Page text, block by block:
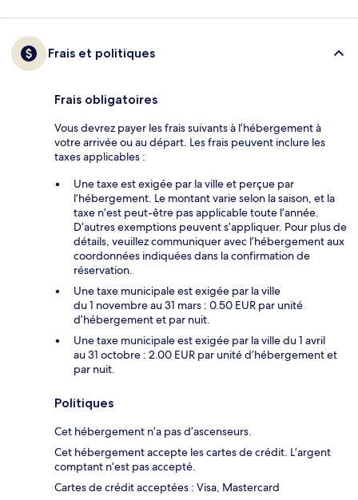
Frais et politiques
Frais obligatoires
Vous devrez payer les frais suivants à l’hébergement à
votre arrivée ou au départ. Les frais peuvent inclure les
taxes applicables :
Une taxe est exigée par la ville et perçue par
l’hébergement. Le montant varie selon la saison, et la
taxe n’est peut-être pas applicable toute l’année.
D’autres exemptions peuvent s’appliquer. Pour plus de
détails, veuillez communiquer avec l’hébergement aux
coordonnées indiquées dans la confirmation de
réservation.
Une taxe municipale est exigée par la ville
du 1 novembre au 31 mars : 0.50 EUR par unité
d’hébergement et par nuit.
Une taxe municipale est exigée par la ville du 1 avril
au 31 octobre : 2.00 EUR par unité d’hébergement et
par nuit.
Politiques
Cet hébergement n’a pas d’ascenseurs.
Cet hébergement accepte les cartes de crédit. L’argent
comptant n’est pas accepté.
Cartes de crédit acceptées : Visa, Mastercard